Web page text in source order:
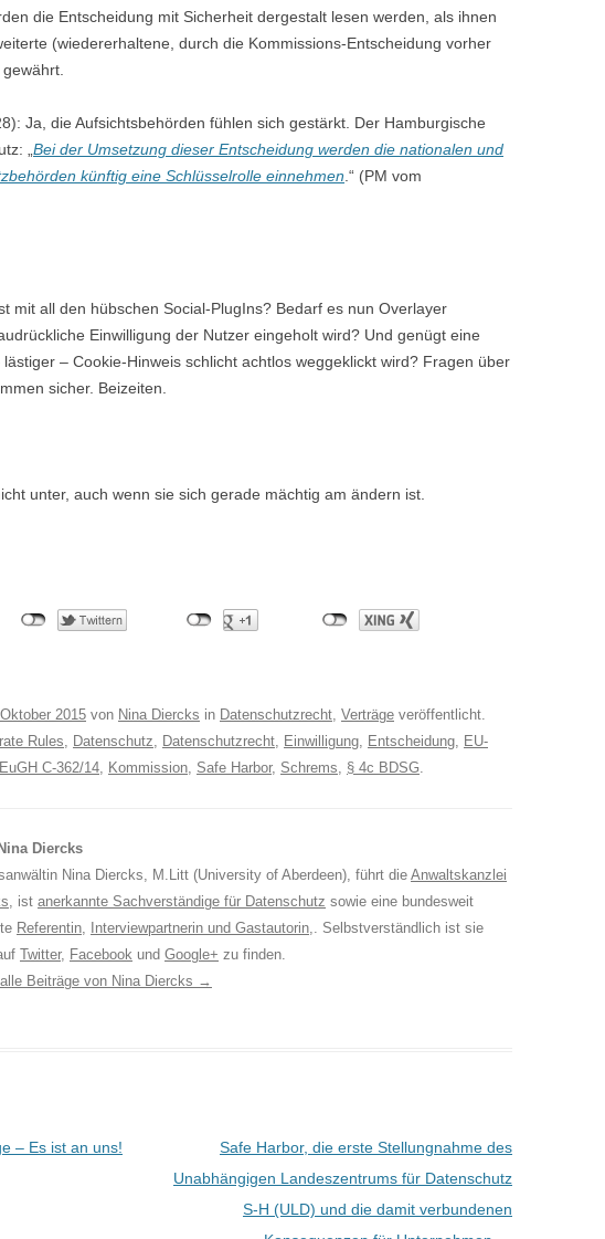
die Entscheidung mit Sicherheit dergestalt lesen werden, als ihnen
(wiedererhaltene, durch die Kommissions-Entscheidung vorher
Ja, die Aufsichtsbehörden fühlen sich gestärkt. Der Hamburgische
„ Bei der Umsetzung dieser Entscheidung werden die nationalen und
künftig eine Schlüsselrolle einnehmen .“ (PM vom
mit all den hübschen Social-PlugIns? Bedarf es nun Overlayer
Einwilligung der Nutzer eingeholt wird? Und genügt eine
– Cookie-Hinweis schlicht achtlos weggeklickt wird? Fragen über
sicher. Beizeiten.
unter, auch wenn sie sich gerade mächtig am ändern ist.
2015 von Nina Diercks in Datenschutzrecht, Verträge veröffentlicht.
Rules, Datenschutz, Datenschutzrecht, Einwilligung, Entscheidung, EU-
EuGH C-362/14, Kommission, Safe Harbor, Schrems, § 4c BDSG.
Diercks
Nina Diercks, M.Litt (University of Aberdeen), führt die Anwaltskanzlei
, ist anerkannte Sachverständige für Datenschutz sowie eine bundesweit
Referentin, Interviewpartnerin und Gastautorin,. Selbstverständlich ist sie
Twitter, Facebook und Google+ zu finden.
Beiträge von Nina Diercks →
– Es ist an uns!
Safe Harbor, die erste Stellungnahme des
Unabhängigen Landeszentrums für Datenschutz
S-H (ULD) und die damit verbundenen